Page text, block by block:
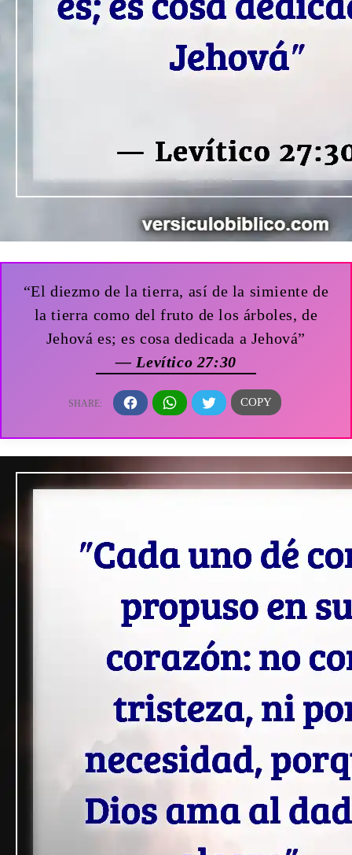
“El diezmo de la tierra, así de la simiente de
la tierra como del fruto de los árboles, de
Jehová es; es cosa dedicada a Jehová”
— Levítico 27:30